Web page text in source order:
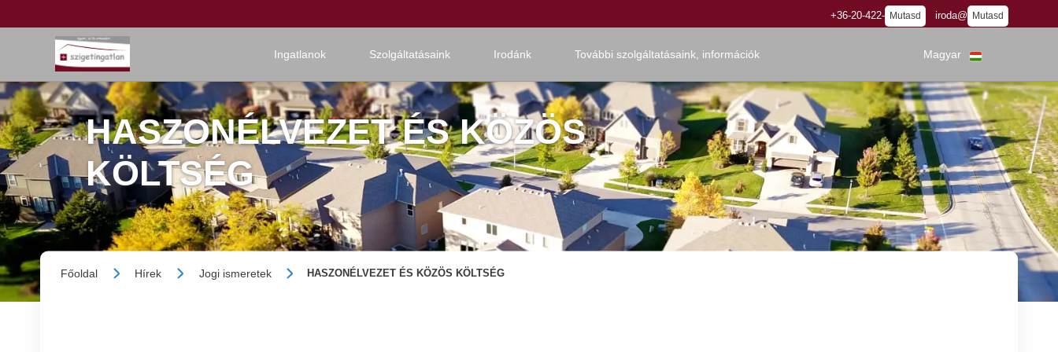
+36-20-422- Mutasd iroda@ Mutasd
Ingatlanok Szolgáltatásaink Irodánk További szolgáltatásaink, információk Magyar
HASZONÉLVEZET ÉS KÖZÖS
KÖLTSÉG
Főoldal Hírek Jogi ismeretek HASZONÉLVEZET ÉS KÖZÖS KÖLTSÉG